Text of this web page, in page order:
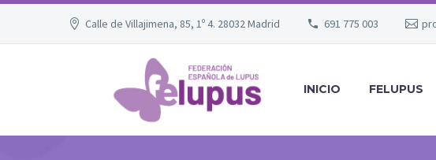
Calle de Villajimena, 85, 1º 4. 28032 Madrid 691 775 003
INICIO FELUPUS